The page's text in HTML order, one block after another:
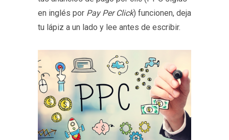
en inglés por Pay Per Click) funcionen, deja
tu lápiz a un lado y lee antes de escribir.